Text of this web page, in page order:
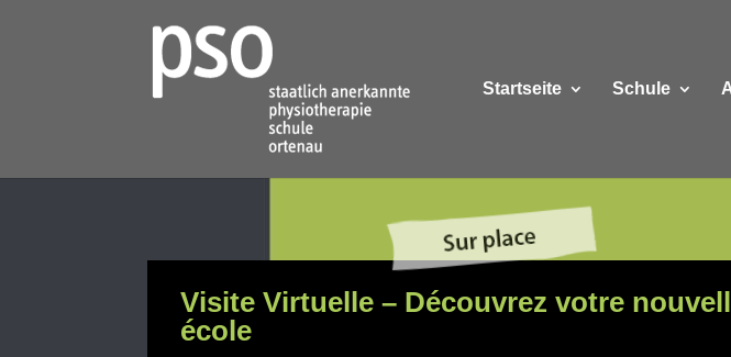
Startseite Schule
Visite Virtuelle – Découvrez votre
école